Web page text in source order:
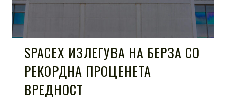
SPACEX ИЗЛЕГУВА НА БЕРЗА СО
РЕКОРДНА ПРОЦЕНЕТА
ВРЕДНОСТ